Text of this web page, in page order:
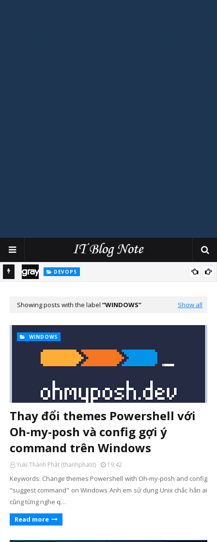
DEVOPS
Kubernetes
Showing posts with the label WINDOWS Show all
WINDOWS
Thay đổi themes Powershell với
Oh-my-posh và config gợi ý
command trên Windows
Yuki Thành Phát (thanhphatit) 19:42
Keywords: Change themes Powershell with Oh-my-posh and config
"suggest command" on Windows Anh em sử dụng Unix chắc hẳn ai
cũng từng nghe q…
Read more